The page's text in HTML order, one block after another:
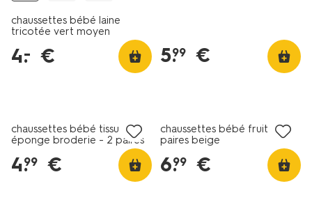
chaussettes bébé laine
tricotée vert moyen
4.
– € 5.
99 €
chaussettes bébé tissu
éponge broderie - 2 paires
4.
99 €
chaussettes bébé fruit - 5
paires beige
6.
99 €